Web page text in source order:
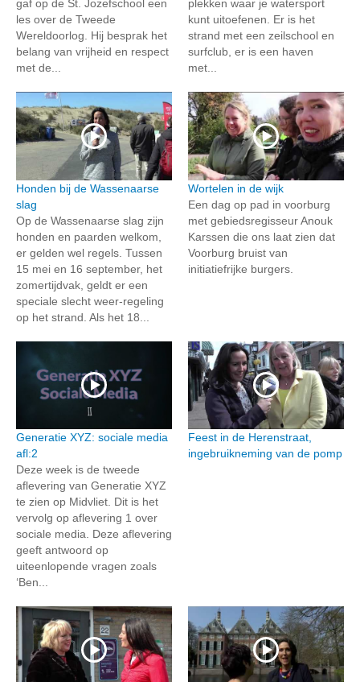
gaf op de St. Jozefschool een
les over de Tweede
Wereldoorlog. Hij besprak het
belang van vrijheid en respect
met de...
plekken waar je watersport
kunt uitoefenen. Er is het
strand met een zeilschool en
surfclub, er is een haven
met...
Honden bij de Wassenaarse
slag
Op de Wassenaarse slag zijn
honden en paarden welkom,
er gelden wel regels. Tussen
15 mei en 16 september, het
zomertijdvak, geldt er een
speciale slecht weer-regeling
op het strand. Als het 18...
Wortelen in de wijk
Een dag op pad in voorburg
met gebiedsregisseur Anouk
Karssen die ons laat zien dat
Voorburg bruist van
initiatiefrijke burgers.
Generatie XYZ: sociale media
afl:2
Deze week is de tweede
aflevering van Generatie XYZ
te zien op Midvliet. Dit is het
vervolg op aflevering 1 over
sociale media. Deze aflevering
geeft antwoord op
uiteenlopende vragen zoals
‘Ben...
Feest in de Herenstraat,
ingebruikneming van de pomp